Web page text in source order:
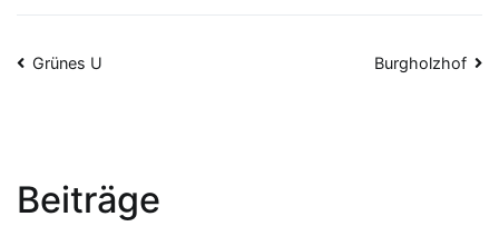
Beitragsnavigation
Grünes U Burgholzhof
Beiträge